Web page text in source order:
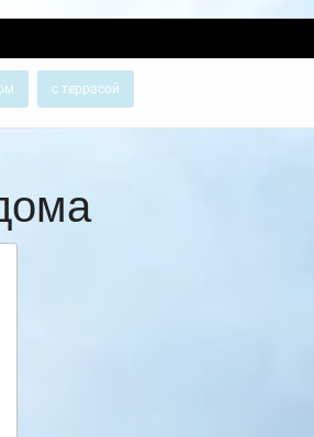
с террасой